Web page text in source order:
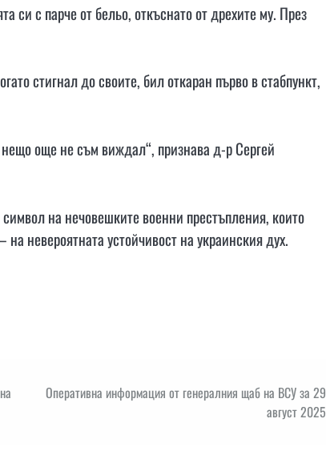
си с парче от бельо, откъснато от дрехите му. През
стигнал до своите, бил откаран първо в стабпункт,
още не съм виждал“, признава д-р Сергей
на нечовешките военни престъпления, които
невероятната устойчивост на украинския дух.
Оперативна информация от генералния щаб на ВСУ за 29
август 2025